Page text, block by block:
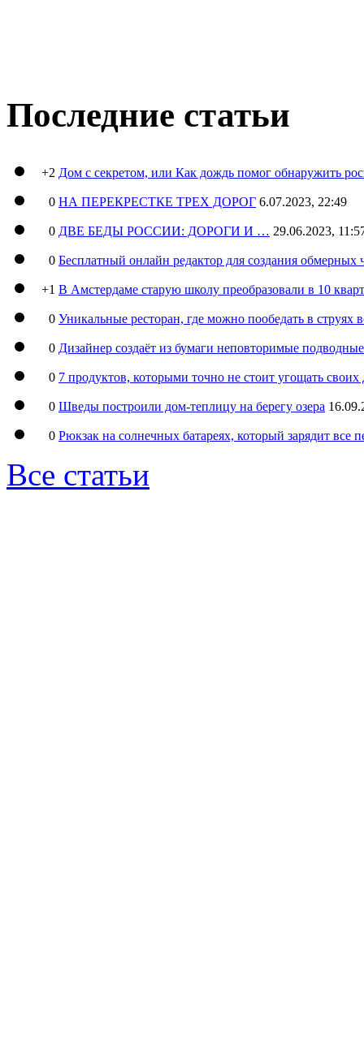
Последние статьи
+2 Дом с секретом, или Как дождь помог обнаружить
0 НА ПЕРЕКРЕСТКЕ ТРЕХ ДОРОГ 6.07.2023, 22:49
0 ДВЕ БЕДЫ РОССИИ: ДОРОГИ И … 29.06.2023,
0 Бесплатный онлайн редактор для создания обмерных
+1 В Амстердаме старую школу преобразовали в 10
0 Уникальные ресторан, где можно пообедать в струях
0 Дизайнер создаёт из бумаги неповторимые
0 7 продуктов, которыми точно не стоит угощать
0 Шведы построили дом-теплицу на берегу озера
0 Рюкзак на солнечных батареях, который зарядит все
Все статьи